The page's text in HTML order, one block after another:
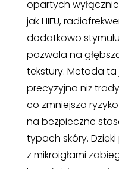
opartych
jak HIFU,
dodatkowo
pozwala na
tekstury. Metoda
precyzyjna niż
co zmniejsza
na bezpieczne
typach skóry.
z mikroigłami